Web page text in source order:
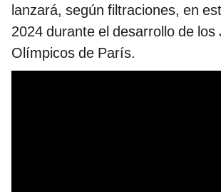
lanzará, según filtraciones, en
2024 durante el desarrollo de los
Olímpicos de París.